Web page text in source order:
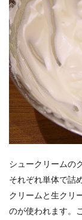
シュークリームの
それぞれ単体で詰
クリームと生クリ
のが使われます。